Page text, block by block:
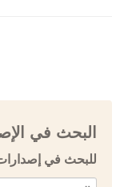
البحث في
للبحث في